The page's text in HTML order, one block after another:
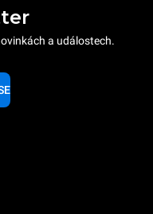
a událostech.